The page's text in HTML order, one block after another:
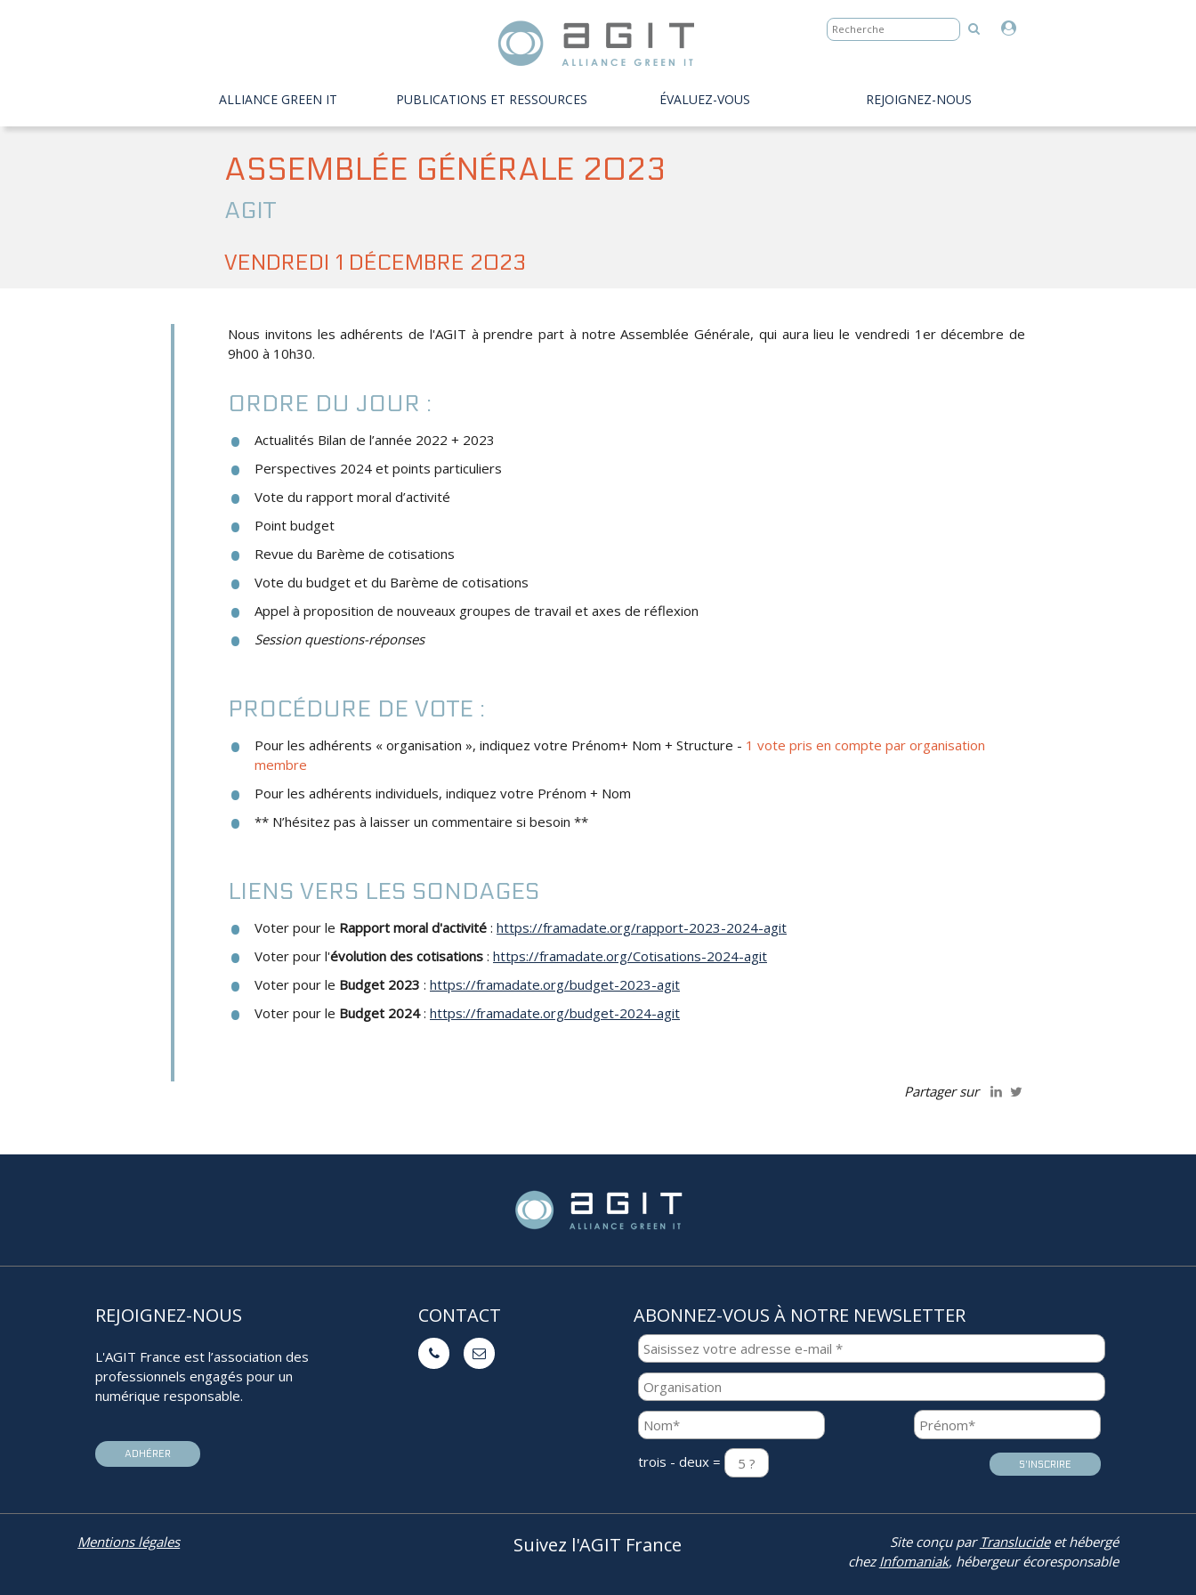
ALLIANCE GREEN IT PUBLICATIONS ET RESSOURCES ÉVALUEZ-VOUS REJOIGNEZ-NOUS
ASSEMBLÉE GÉNÉRALE 2023
AGIT
VENDREDI 1 DÉCEMBRE 2023
Nous invitons les adhérents de l'AGIT à prendre part à notre Assemblée Générale, qui aura lieu le vendredi 1er décembre de
9h00 à 10h30.
ORDRE DU JOUR :
Actualités Bilan de l’année 2022 + 2023
Perspectives 2024 et points particuliers
Vote du rapport moral d’activité
Point budget
Revue du Barème de cotisations
Vote du budget et du Barème de cotisations
Appel à proposition de nouveaux groupes de travail et axes de réflexion
Session questions-réponses
PROCÉDURE DE VOTE :
Pour les adhérents « organisation », indiquez votre Prénom+ Nom + Structure - 1 vote pris en compte par organisation
membre
Pour les adhérents individuels, indiquez votre Prénom + Nom
** N’hésitez pas à laisser un commentaire si besoin **
LIENS VERS LES SONDAGES
Voter pour le Rapport moral d'activité : https://framadate.org/rapport-2023-2024-agit
Voter pour l'évolution des cotisations : https://framadate.org/Cotisations-2024-agit
Voter pour le Budget 2023 : https://framadate.org/budget-2023-agit
Voter pour le Budget 2024: https://framadate.org/budget-2024-agit
Partager sur
REJOIGNEZ-NOUS
L'AGIT France est l’association des
professionnels engagés pour un
numérique responsable.
ADHÉRER
CONTACT
 
ABONNEZ-VOUS À NOTRE NEWSLETTER
trois - deux =
Mentions légales Suivez l'AGIT France Site conçu par Translucideet hébergé
chezInfomaniak, hébergeur écoresponsable